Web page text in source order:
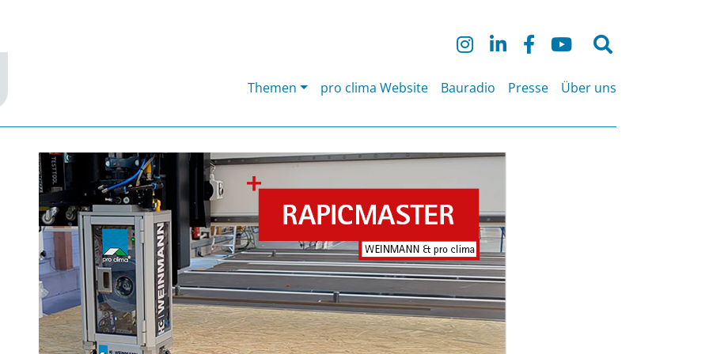
Suche
nach:
Themen
pro clima Website Bauradio Presse Über uns